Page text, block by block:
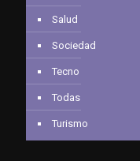
Salud
Sociedad
Tecno
Todas
Turismo